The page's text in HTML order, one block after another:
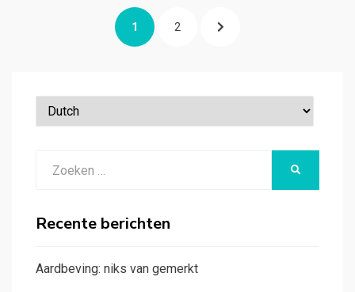
PAGINA
1 PAGINA
2 VOLGENDE
naar:
Recente berichten
Aardbeving: niks van gemerkt